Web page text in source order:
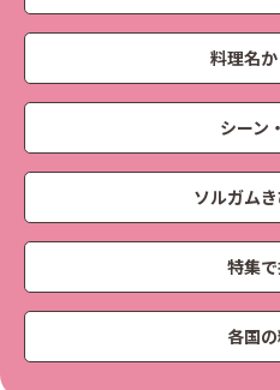
料理名
シーン
ソルガム
特集
各国